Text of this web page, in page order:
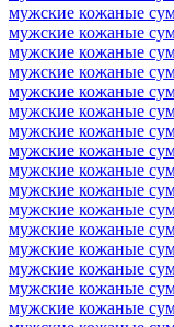
мужские кожаные
мужские кожаные
мужские кожаные
мужские кожаные
мужские кожаные
мужские кожаные
мужские кожаные
мужские кожаные
мужские кожаные
мужские кожаные
мужские кожаные
мужские кожаные
мужские кожаные
мужские кожаные
мужские кожаные
мужские кожаные